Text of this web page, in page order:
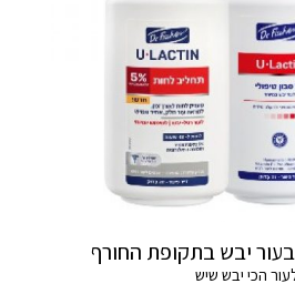
יבש בתקופת החורף
הכי יבש שיש